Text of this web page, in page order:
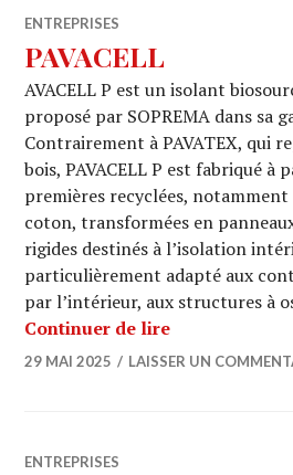
ENTREPRISES
PAVACELL
AVACELL P est un isolant
proposé par SOPREMA dans sa
Contrairement à PAVATEX, qui
bois, PAVACELL P est fabriqué à
premières recyclées,
coton, transformées en
rigides destinés à l’isolation
particulièrement adapté aux
par l’intérieur, aux structures à
Continuer de lirePAVACELL
29 MAI 2025 LAISSER UN
ENTREPRISES